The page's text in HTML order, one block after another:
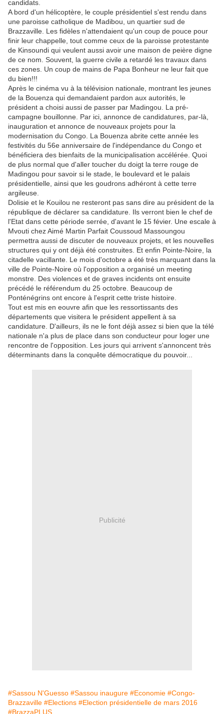
candidats.
A bord d'un hélicoptère, le couple présidentiel s'est rendu dans
une paroisse catholique de Madibou, un quartier sud de
Brazzaville. Les fidèles n'attendaient qu'un coup de pouce pour
finir leur chappelle, tout comme ceux de la paroisse protestante
de Kinsoundi qui veulent aussi avoir une maison de peière digne
de ce nom. Souvent, la guerre civile a retardé les travaux dans
ces zones. Un coup de mains de Papa Bonheur ne leur fait que
du bien!!!
Après le cinéma vu à la télévision nationale, montrant les jeunes
de la Bouenza qui demandaient pardon aux autorités, le
président a choisi aussi de passer par Madingou. La pré-
campagne bouillonne. Par ici, annonce de candidatures, par-là,
inauguration et annonce de nouveaux projets pour la
modernisation du Congo. La Bouenza abrite cette année les
festivités du 56e anniversaire de l'indépendance du Congo et
bénéficiera des bienfaits de la municipalisation accélérée. Quoi
de plus normal que d'aller toucher du doigt la terre rouge de
Madingou pour savoir si le stade, le boulevard et le palais
présidentielle, ainsi que les goudrons adhéront à cette terre
argileuse.
Dolisie et le Kouilou ne resteront pas sans dire au président de la
république de déclarer sa candidature. Ils verront bien le chef de
l'Etat dans cette période serrée, d'avant le 15 févier. Une escale à
Mvouti chez Aimé Martin Parfait Coussoud Massoungou
permettra aussi de discuter de nouveaux projets, et les nouvelles
structures qui y ont déjà été construites. Et enfin Pointe-Noire, la
citadelle vacillante. Le mois d'octobre a été très marquant dans la
ville de Pointe-Noire où l'opposition a organisé un meeting
monstre. Des violences et de graves incidents ont ensuite
précédé le référendum du 25 octobre. Beaucoup de
Ponténégrins ont encore à l'esprit cette triste histoire.
Tout est mis en eouvre afin que les ressortissants des
départements que visitera le président appellent à sa
candidature. D'ailleurs, ils ne le font déjà assez si bien que la télé
nationale n'a plus de place dans son conducteur pour loger une
rencontre de l'opposition. Les jours qui arrivent s'annoncent très
déterminants dans la conquête démocratique du pouvoir...
Publicité
#Sassou N'Guesso #Sassou inaugure #Economie #Congo-
Brazzaville #Elections #Election présidentielle de mars 2016
#BrazzaPLUS